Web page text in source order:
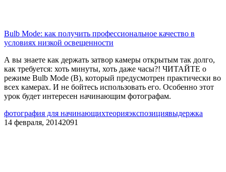
Bulb Mode: как получить профессиональное качество в
условиях низкой освещенности
А вы знаете как держать затвор камеры открытым так долго,
как требуется: хоть минуты, хоть даже часы?! ЧИТАЙТЕ о
режиме Bulb Mode (B), который предусмотрен практически во
всех камерах. И не бойтесь использовать его. Особенно этот
урок будет интересен начинающим фотографам.
фотография для начинающихтеорияэкспозициявыдержка
14 февраля, 20142091